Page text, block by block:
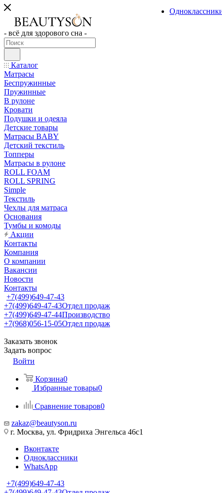
- всё для здорового сна -
Каталог
Матрасы
Беспружинные
Пружинные
В рулоне
Кровати
Подушки и одеяла
Детские товары
Матрасы BABY
Детский текстиль
Топперы
Матрасы в рулоне
ROLL FOAM
ROLL SPRING
Simple
Текстиль
Чехлы для матраса
Основания
Тумбы и комоды
Акции
Контакты
Компания
О компании
Вакансии
Новости
Контакты
+7(499)649-47-43
+7(499)649-47-43Отдел продаж
+7(499)649-47-44Производство
+7(968)056-15-05Отдел продаж
Заказать звонок
Задать вопрос
Войти
Корзина0
Избранные товары0
Сравнение товаров0
zakaz@beautyson.ru
г. Москва, ул. Фридриха Энгельса 46с1
Вконтакте
Одноклассники
WhatsApp
+7(499)649-47-43